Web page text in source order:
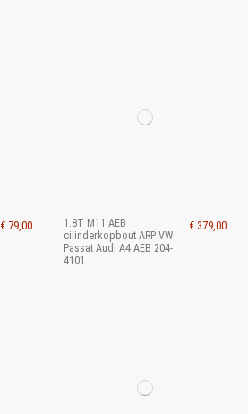
€ 79,00
1.8T M11 AEB
cilinderkopbout ARP VW
Passat Audi A4 AEB 204-
4101
€ 379,00